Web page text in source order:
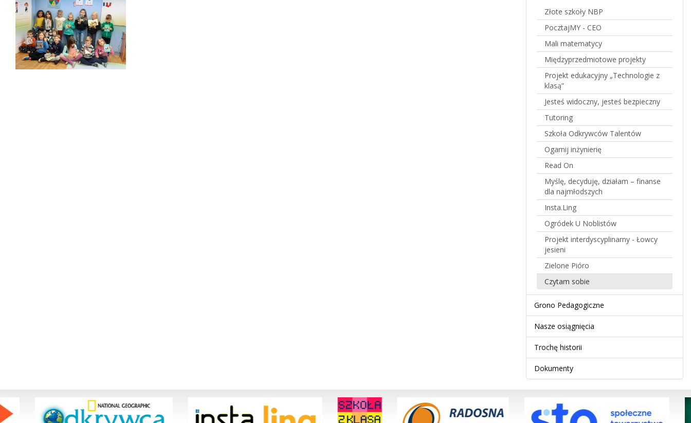
Złote szkoły NBP
PocztajMY - CEO
Mali matematycy
Międzyprzedmiotowe projekty
Projekt edukacyjny „Technologie z
klasą”
Jesteś widoczny, jesteś bezpieczny
Tutoring
Szkoła Odkrywców Talentów
Ogarnij inżynierię
Read On
Myślę, decyduję, działam – finanse
dla najmłodszych
Insta.Ling
Ogródek U Noblistów
Projekt interdyscyplinarny - Łowcy
jesieni
Zielone Pióro
Czytam sobie
Grono Pedagogiczne
Nasze osiągnięcia
Trochę historii
Dokumenty